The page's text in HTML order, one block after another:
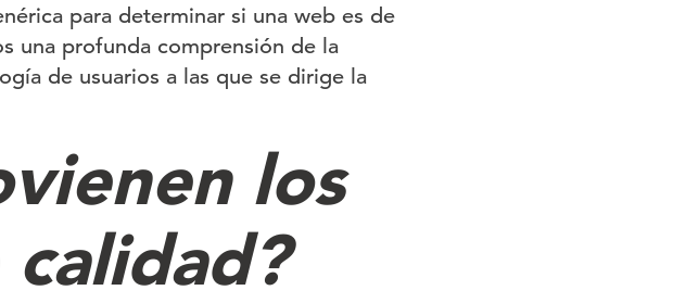
para determinar si una web es de
una profunda comprensión de la
de usuarios a las que se dirige la
los